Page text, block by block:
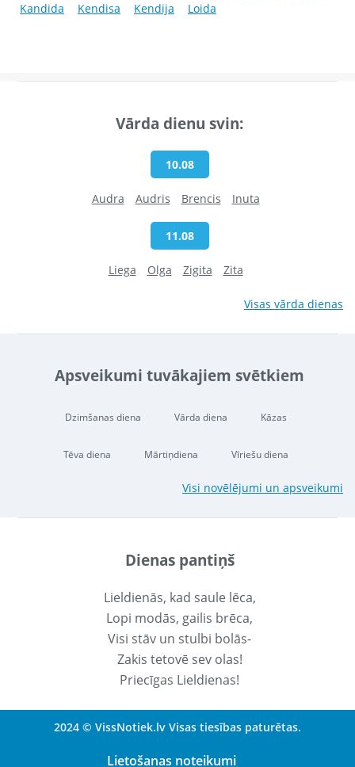
Kandida
Kendisa Kendija Loida
Vārda dienu svin:
10.08
Audra Audris Brencis Inuta
11.08
Liega Olga Zigita Zita
Visas vārda dienas
Apsveikumi tuvākajiem svētkiem
Dzimšanas diena Vārda diena Kāzas
Tēva diena Mārtiņdiena Vīriešu diena
Visi novēlējumi un apsveikumi
Dienas pantiņš
Lieldienās, kad saule lēca,
Lopi modās, gailis brēca,
Visi stāv un stulbi bolās-
Zakis tetovē sev olas!
Priecīgas Lieldienas!
2024 © VissNotiek.lv Visas tiesības paturētas.
Lietošanas noteikumi